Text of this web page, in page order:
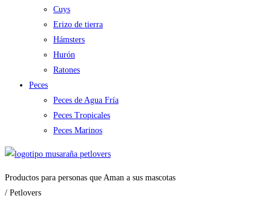
Cuys
Erizo de tierra
Hámsters
Hurón
Ratones
Peces
Peces de Agua Fría
Peces Tropicales
Peces Marinos
Productos para personas que Aman a sus mascotas
/ Petlovers